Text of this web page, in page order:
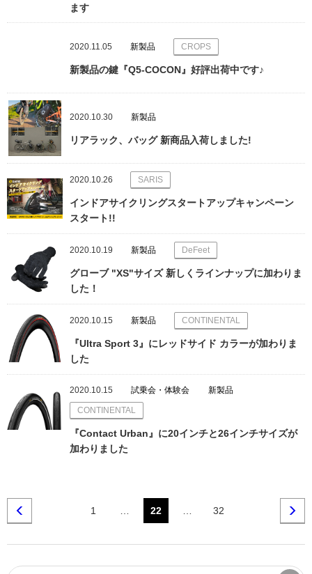
ます
2020.11.05 新製品 CROPS
新製品の鍵『Q5-COCON』好評出荷中です♪
2020.10.30 新製品
リアラック、バッグ 新商品入荷しました!
2020.10.26 SARIS
インドアサイクリングスタートアップキャンペーン
スタート!!
2020.10.19 新製品 DeFeet
グローブ "XS"サイズ 新しくラインナップに加わりま
した！
2020.10.15 新製品 CONTINENTAL
『Ultra Sport 3』にレッドサイド カラーが加わりま
した
2020.10.15 試乗会・体験会 新製品
CONTINENTAL
『Contact Urban』に20インチと26インチサイズが
加わりました
1 22 32